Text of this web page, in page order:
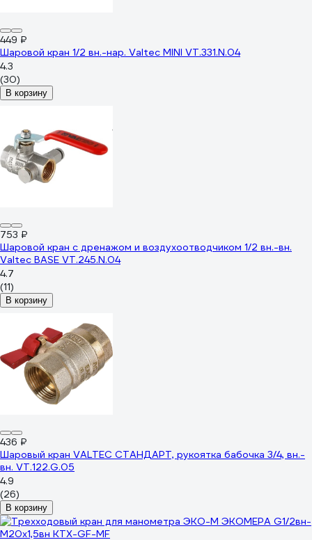
449 ₽
Шаровой кран 1/2 вн.-нар. Valtec MINI VT.331.N.04
4.3
(30)
В корзину
753 ₽
Шаровой кран с дренажом и воздухоотводчиком 1/2 вн.-вн.
Valtec BASE VT.245.N.04
4.7
(11)
В корзину
436 ₽
Шаровый кран VALTEC СТАНДАРТ, рукоятка бабочка 3/4, вн.-
вн. VT.122.G.05
4.9
(26)
В корзину